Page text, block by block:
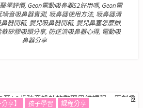
學評價, Geon電動吸鼻器S2好用嗎, Geon電
噪音吸鼻器實測, 吸鼻器使用方法, 吸鼻器清
器開箱, 嬰兒吸鼻器開箱, 嬰兒鼻塞怎麼辦,
軟矽膠吸頭分享, 防逆流吸鼻器心得, 電動吸
鼻器分享
享】 孩子學習 課程分享